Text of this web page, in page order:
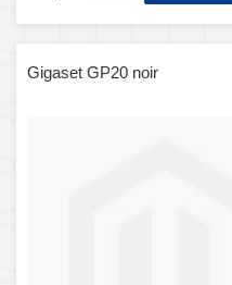
Gigaset GP20 noir